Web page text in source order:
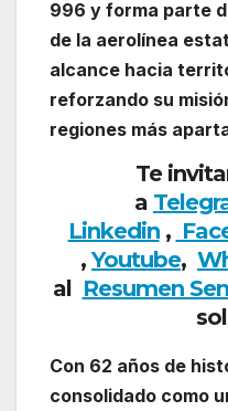
996 y forma parte
de la aerolínea
alcance hacia
reforzando su
regiones más
Te
a
Linkedin,
,Youtube,
al Resumen
Con 62 años de
consolidado como